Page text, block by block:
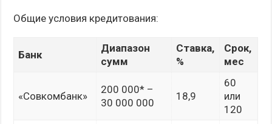
Общие условия кредитования:
Банк
Диапазон
сумм
Ставка,
%
Срок,
мес
«Совкомбанк»
200 000* –
30 000 000
18,9
60
или
120